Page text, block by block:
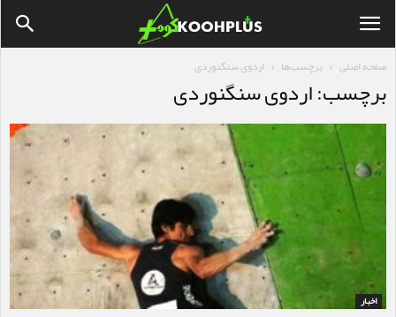
صفحه اصلی برچسب‌ها اردوی سنگنوردی
برچسب: اردوی سنگنوردی
اخبار